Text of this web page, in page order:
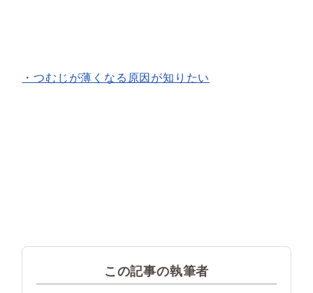
・つむじが薄くなる原因が知りたい
この記事の執筆者